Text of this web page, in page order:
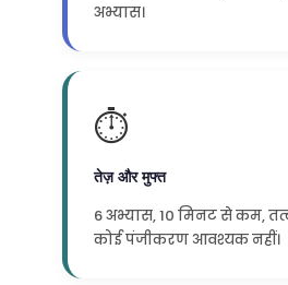
अभ्यास।
⏱️
तेज़ और मुफ्त
6 अभ्यास, 10 मिनट से कम,
कोई पंजीकरण आवश्यक नहीं।